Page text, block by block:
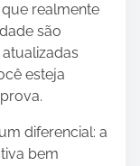
realmente
são
esteja
diferencial: a
bem